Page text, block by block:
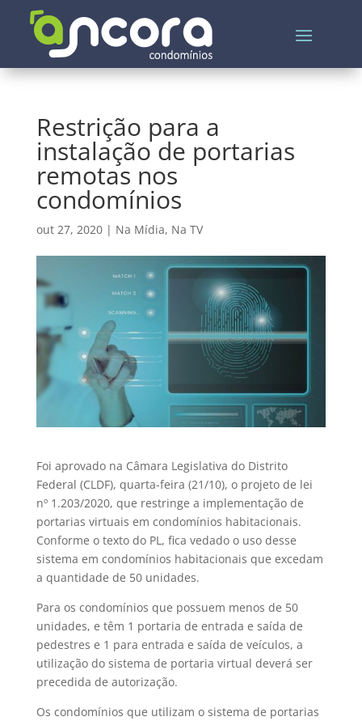
Restrição para a
instalação de portarias
remotas nos
condomínios
out 27, 2020| Na Mídia, Na TV
Foi aprovado na Câmara Legislativa do Distrito
Federal (CLDF), quarta-feira (21/10), o projeto de lei
nº 1.203/2020, que restringe a implementação de
portarias virtuais em condomínios habitacionais.
Conforme o texto do PL, fica vedado o uso desse
sistema em condomínios habitacionais que excedam
a quantidade de 50 unidades.
Para os condomínios que possuem menos de 50
unidades, e têm 1 portaria de entrada e saída de
pedestres e 1 para entrada e saída de veículos, a
utilização do sistema de portaria virtual deverá ser
precedida de autorização.
Os condomínios que utilizam o sistema de portarias